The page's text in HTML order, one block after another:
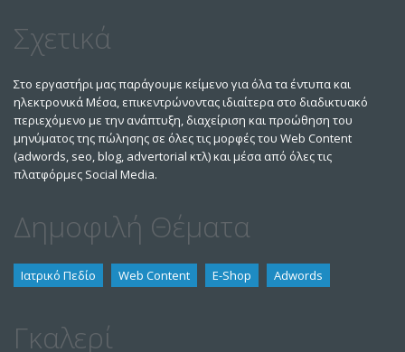
Σχετικά
Στο εργαστήρι μας παράγουμε κείμενο για όλα τα έντυπα και
ηλεκτρονικά Μέσα, επικεντρώνοντας ιδιαίτερα στο διαδικτυακό
περιεχόμενο με την ανάπτυξη, διαχείριση και προώθηση του
μηνύματος της πώλησης σε όλες τις μορφές του Web Content
(adwords, seo, blog, advertorial κτλ) και μέσα από όλες τις
πλατφόρμες Social Media.
Δημοφιλή Θέματα
Ιατρικό Πεδίο Web Content E-Shop Adwords
Γκαλερί